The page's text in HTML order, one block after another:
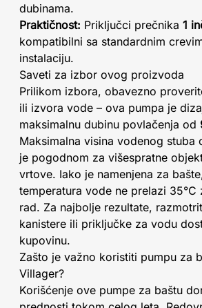
dubinama.
Praktičnost: Priključci prečnika 1
kompatibilni sa standardnim
instalaciju.
Saveti za izbor ovog proizvoda
Prilikom izbora, obavezno
ili izvora vode – ova pumpa je
maksimalnu dubinu povlačenja od
Maksimalna visina vodenog stuba
je pogodnom za višespratne
vrtove. Iako je namenjena za
temperatura vode ne prelazi 35°C
rad. Za najbolje rezultate,
kanistere ili priključke za vodu
kupovinu.
Zašto je važno koristiti pumpu za
Villager?
Korišćenje ove pumpe za baštu